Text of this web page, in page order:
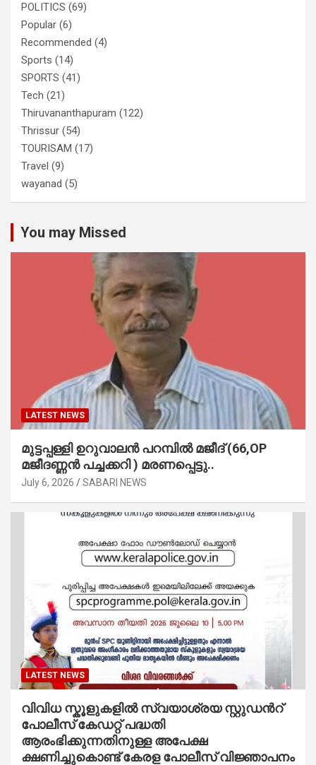
POLITICS (69)
Popular (6)
Recommended (4)
Sports (14)
SPORTS (41)
Tech (21)
Thiruvananthapuram (122)
Thrissur (54)
TOURISAM (17)
Travel (9)
wayanad (5)
You may Missed
LATEST NEWS
മുട്ടപ്പള്ളി ഉറുവാലൻ പറമ്പിൽ മജീദ് (66,OP
മജീദണ്ണൻ പച്ചക്കറി ) മരണപ്പെട്ടു..
July 6, 2026 SABARI NEWS
LATEST NEWS
വിവിധ സ്കൂളുകളില്‍ സ്വയാശ്രയ സ്റ്റുഡന്‍റ്
പോലീസ് കേഡറ്റ് പദ്ധതി
ആരംഭിക്കുന്നതിനുള്ള അപേക്ഷ
ക്ഷണിച്ചുകൊണ്ട് കേരള പോലീസ് വിജ്ഞാപനം